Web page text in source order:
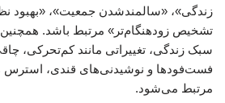
زندگی»، «سالمندشدن جمعیت»، «بهبود
تشخیص زودهنگام‌تر» مرتبط باشد.
سبک زندگی، تغییراتی مانند کم‌تحرکی،
فست‌فودها و نوشیدنی‌های قندی، استرس
مرتبط می‌شود.